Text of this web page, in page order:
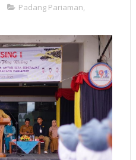
Padang Pariaman